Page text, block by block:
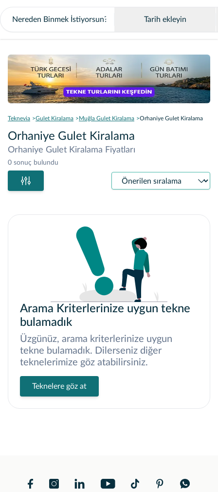
Tarih ekleyin
Teknevia Gulet Kiralama Muğla Gulet Kiralama Orhaniye Gulet Kiralama
Orhaniye Gulet Kiralama
Orhaniye Gulet Kiralama Fiyatları
0 sonuç bulundu
Sıralama
Arama Kriterlerinize uygun tekne
bulamadık
Üzgünüz, arama kriterlerinize uygun
tekne bulamadık. Dilerseniz diğer
teknelerimize göz atabilirsiniz.
Teknelere göz at